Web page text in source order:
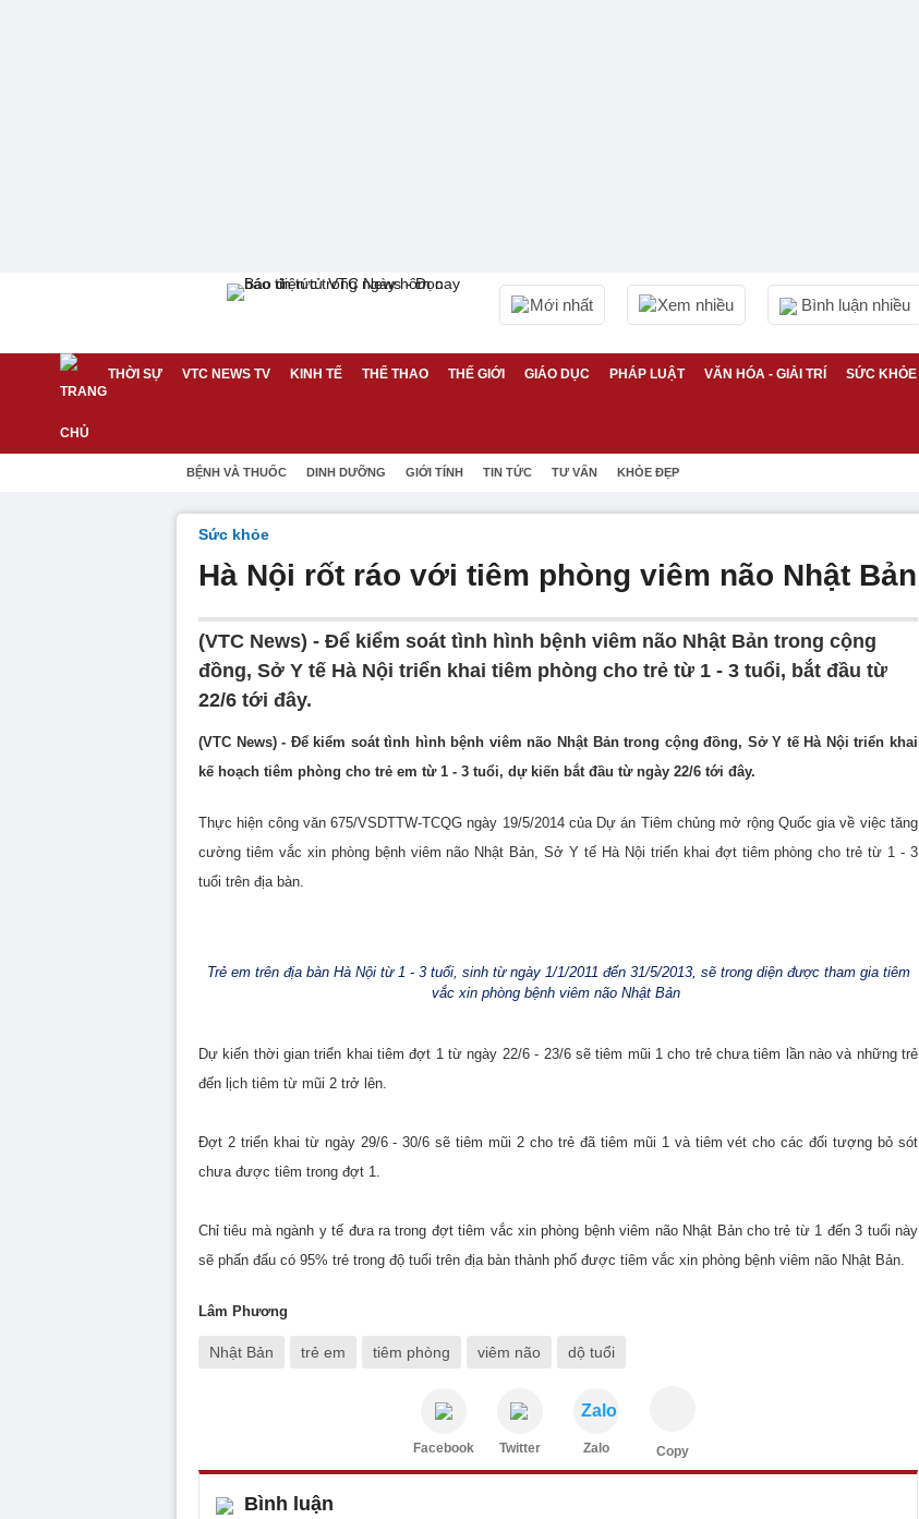
Mới nhất Xem nhiều Bình luận nhiều
THỜI SỰ VTC NEWS TV KINH TẾ THỂ THAO THẾ GIỚI GIÁO DỤC PHÁP LUẬT VĂN HÓA - GIẢI TRÍ SỨC KHỎE
BỆNH VÀ THUỐC DINH DƯỠNG GIỚI TÍNH TIN TỨC TƯ VẤN KHỎE ĐẸP
Sức khỏe
Hà Nội rốt ráo với tiêm phòng viêm não Nhật Bản
(VTC News) - Để kiểm soát tình hình bệnh viêm não Nhật Bản trong cộng
đồng, Sở Y tế Hà Nội triển khai tiêm phòng cho trẻ từ 1 - 3 tuổi, bắt đầu từ
22/6 tới đây.
(VTC News) - Để kiểm soát tình hình bệnh viêm não Nhật Bản trong cộng đồng, Sở Y tế Hà Nội triển khai
kế hoạch tiêm phòng cho trẻ em từ 1 - 3 tuổi, dự kiến bắt đầu từ ngày 22/6 tới đây.
Thực hiện công văn 675/VSDTTW-TCQG ngày 19/5/2014 của Dự án Tiêm chủng mở rộng Quốc gia về việc tăng
cường tiêm vắc xin phòng bệnh viêm não Nhật Bản, Sở Y tế Hà Nội triển khai đợt tiêm phòng cho trẻ từ 1 - 3
tuổi trên địa bàn.
Trẻ em trên địa bàn Hà Nội từ 1 - 3 tuổi, sinh từ ngày 1/1/2011 đến 31/5/2013, sẽ trong diện được tham gia tiêm
vắc xin phòng bệnh viêm não Nhật Bản
Dự kiến thời gian triển khai tiêm đợt 1 từ ngày 22/6 - 23/6 sẽ tiêm mũi 1 cho trẻ chưa tiêm lần nào và những trẻ
đến lịch tiêm từ mũi 2 trở lên.
Đợt 2 triển khai từ ngày 29/6 - 30/6 sẽ tiêm mũi 2 cho trẻ đã tiêm mũi 1 và tiêm vét cho các đối tượng bỏ sót
chưa được tiêm trong đợt 1.
Chỉ tiêu mà ngành y tế đưa ra trong đợt tiêm vắc xin phòng bệnh viêm não Nhật Bản cho trẻ từ 1 đến 3 tuổi này
sẽ phấn đấu có 95% trẻ trong độ tuổi trên địa bàn thành phố được tiêm vắc xin phòng bệnh viêm não Nhật Bản.
Lâm Phương
Nhật Bản trẻ em tiêm phòng viêm não dộ tuổi
Facebook Twitter
Zalo
Zalo Copy
Bình luận